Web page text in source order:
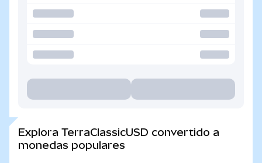
Explora TerraClassicUSD convertido a
monedas populares